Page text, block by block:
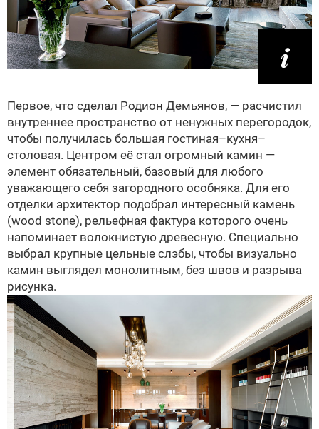
Первое, что сделал Родион Демьянов, — расчистил
внутреннее пространство от ненужных перегородок,
чтобы получилась большая гостиная–кухня–
столовая. Центром её стал огромный камин —
элемент обязательный, базовый для любого
уважающего себя загородного особняка. Для его
отделки архитектор подобрал интересный камень
(wood stone), рельефная фактура которого очень
напоминает волокнистую древесную. Специально
выбрал крупные цельные слэбы, чтобы визуально
камин выглядел монолитным, без швов и разрыва
рисунка.